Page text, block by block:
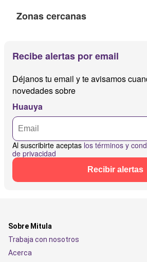
Zonas cercanas
Recibe alertas por email
Déjanos tu email y te avisamos
novedades sobre
Huauya
Al suscribirte aceptas los términos y
de privacidad
Recibir alertas
Sobre Mitula
Trabaja con nosotros
Acerca